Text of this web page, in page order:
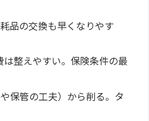
品の交換も早くなりやす
は整えやすい。保険条件の最
保管の工夫）から削る。タ